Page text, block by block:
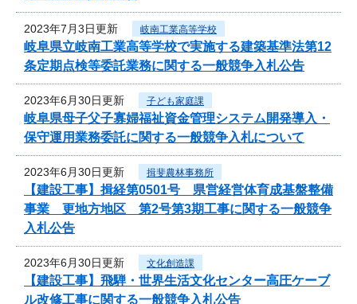
2023年7月3日更新 岐南工業高等学校
岐阜県立岐南工業高等学校で実施する建築基準法第12
条定期点検等委託業務に関する一般競争入札公告
2023年6月30日更新 子ども家庭課
岐阜県母子父子寡婦福祉資金管理システム開発導入・
保守運用業務委託に関する一般競争入札について
2023年6月30日更新 揖斐農林事務所
【建設工事】揖経第0501号 県営経営体育成基盤整備
事業 更地方地区 第2号第3期工事に関する一般競争
入札公告
2023年6月30日更新 文化創造課
【建設工事】飛騨・世界生活文化センター高圧ケーブ
ル改修工事に関する一般競争入札公告